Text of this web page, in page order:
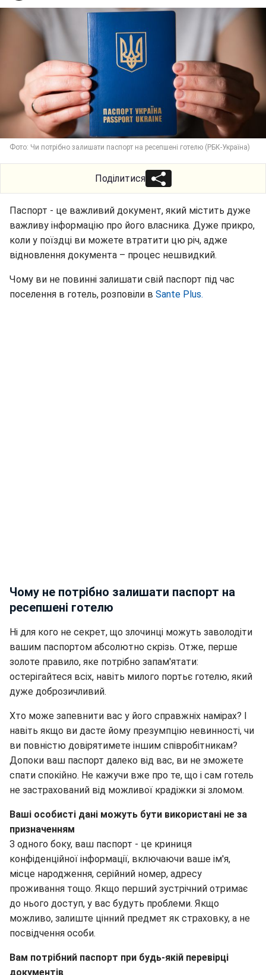
Фото: Чи потрібно залишати паспорт на ресепшені готелю (РБК-Україна)
Поділитися
Паспорт - це важливий документ, який містить дуже
важливу інформацію про його власника. Дуже прикро,
коли у поїздці ви можете втратити цю річ, адже
відновлення документа – процес нешвидкий.
Чому ви не повинні залишати свій паспорт під час
поселення в готель, розповіли в Sante Plus.
Чому не потрібно залишати паспорт на
ресепшені готелю
Ні для кого не секрет, що злочинці можуть заволодіти
вашим паспортом абсолютно скрізь. Отже, перше
золоте правило, яке потрібно запам'ятати:
остерігайтеся всіх, навіть милого портьє готелю, який
дуже доброзичливий.
Хто може запевнити вас у його справжніх намірах? І
навіть якщо ви дасте йому презумпцію невинності, чи
ви повністю довірятимете іншим співробітникам?
Допоки ваш паспорт далеко від вас, ви не зможете
спати спокійно. Не кажучи вже про те, що і сам готель
не застрахований від можливої крадіжки зі зломом.
Ваші особисті дані можуть бути використані не за
призначенням
З одного боку, ваш паспорт - це криниця
конфіденційної інформації, включаючи ваше ім'я,
місце народження, серійний номер, адресу
проживання тощо. Якщо перший зустрічний отримає
до нього доступ, у вас будуть проблеми. Якщо
можливо, залиште цінний предмет як страховку, а не
посвідчення особи.
Вам потрібний паспорт при будь-якій перевірці
документів